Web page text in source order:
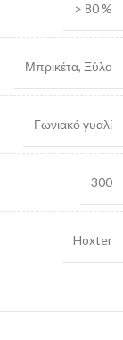
> 80 %
Μπρικέτα, Ξύλο
Γωνιακό γυαλί
300
Hoxter